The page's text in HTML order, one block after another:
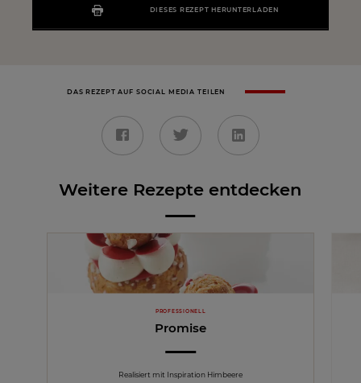
DIESES REZEPT HERUNTERLADEN
DAS REZEPT AUF SOCIAL MEDIA TEILEN
Weitere Rezepte entdecken
PROFESSIONELL
Promise
Realisiert mit Inspiration Himbeere